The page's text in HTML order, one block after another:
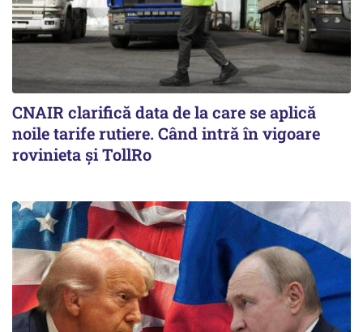
CNAIR clarifică data de la care se aplică
noile tarife rutiere. Când intră în vigoare
rovinieta și TollRo